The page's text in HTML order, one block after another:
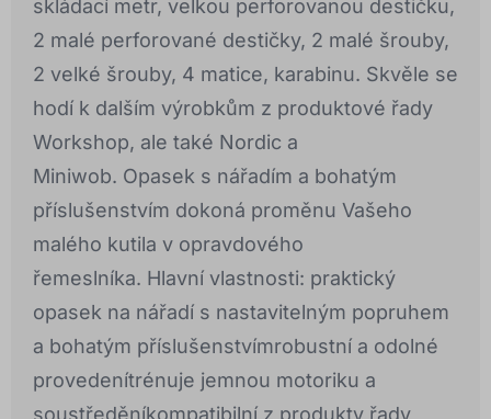
skládací metr, velkou perforovanou destičku,
2 malé perforované destičky, 2 malé šrouby,
2 velké šrouby, 4 matice, karabinu. Skvěle se
hodí k dalším výrobkům z produktové řady
Workshop, ale také Nordic a
Miniwob. Opasek s nářadím a bohatým
příslušenstvím dokoná proměnu Vašeho
malého kutila v opravdového
řemeslníka. Hlavní vlastnosti: praktický
opasek na nářadí s nastavitelným popruhem
a bohatým příslušenstvímrobustní a odolné
provedenítrénuje jemnou motoriku a
soustředěníkompatibilní z produkty řady